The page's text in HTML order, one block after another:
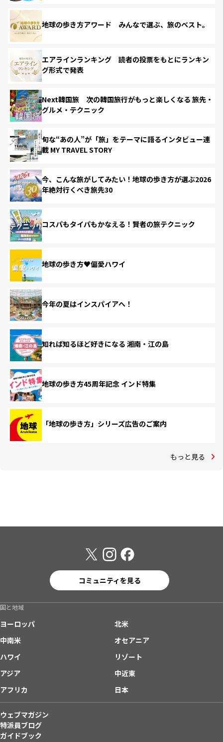
地球の歩き方アワード みんなで選ぶ、旅のベスト。
エアラインランキング 読者の投票をもとにランキン
グ形式で発表
Next韓国旅 次の韓国旅行がもっと楽しくなる 旅先・
グルメ・テクニック
旬な“あの人”が「旅」をテーマに語るインタビュー連
載 MY TRAVEL STORY
今、こんな旅がしてみたい！地球の歩き方が選ぶ2026
年絶対行くべき旅先30
コスパもタイパもかなえる！賢者の旅テクニック
地球の歩き方♥偏愛ハワイ
今年の夏はインスパイアへ！
知れば知るほど好きになる 湘南・江の島
地球の歩き方45周年記念 インド特集
「地球の歩き方」シリーズ広告のご案内
もっと見る
コミュニティを見る
国と地域
ヨーロッパ
北米
中南米
オセアニア
ハワイ
リゾート
アジア
中近東
アフリカ
日本
ウェブマガジン
特派員ブログ
ガイドブック